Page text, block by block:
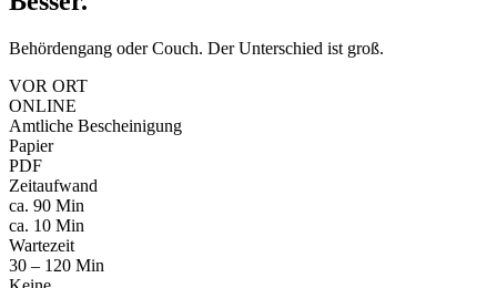
Behördengang oder Couch. Der Unterschied ist groß.
VOR ORT
ONLINE
Amtliche Bescheinigung
Papier
PDF
Zeitaufwand
ca. 90 Min
ca. 10 Min
Wartezeit
30 – 120 Min